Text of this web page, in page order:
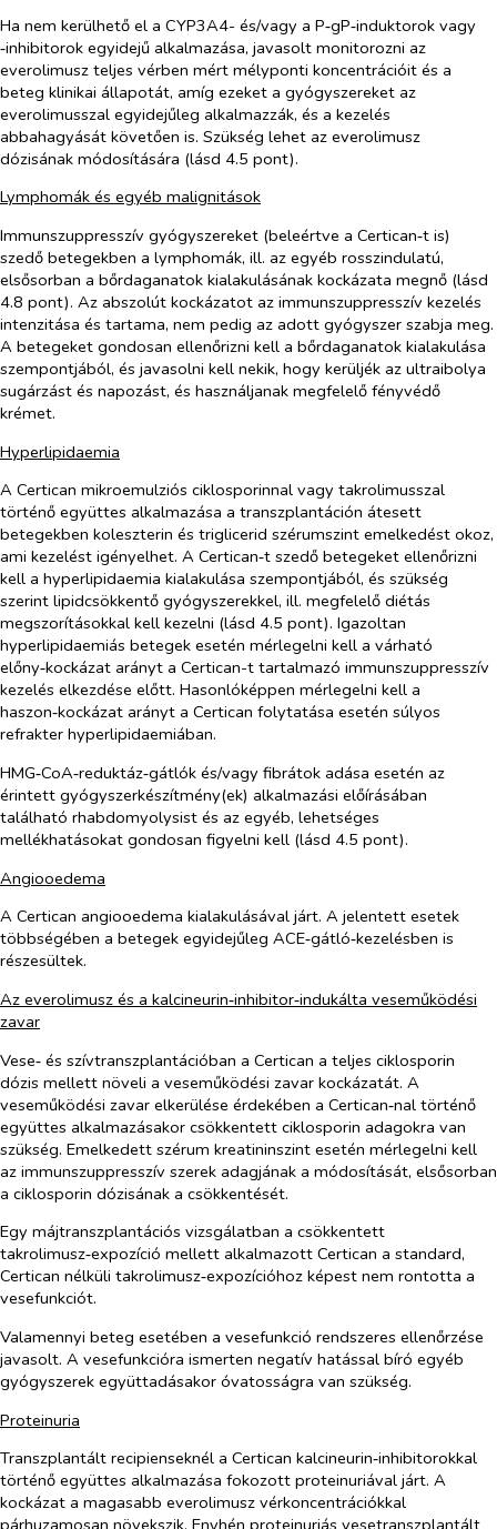
Ha nem kerülhető el a CYP3A4- és/vagy a P‑gP‑induktorok vagy
‑inhibitorok egyidejű alkalmazása, javasolt monitorozni az
everolimusz teljes vérben mért mélyponti koncentrációit és a
beteg klinikai állapotát, amíg ezeket a gyógyszereket az
everolimusszal egyidejűleg alkalmazzák, és a kezelés
abbahagyását követően is. Szükség lehet az everolimusz
dózisának módosítására (lásd 4.5 pont).
Lymphomák és egyéb malignitások
Immunszuppresszív gyógyszereket (beleértve a Certican‑t is)
szedő betegekben a lymphomák, ill. az egyéb rosszindulatú,
elsősorban a bőrdaganatok kialakulásának kockázata megnő (lásd
4.8 pont). Az abszolút kockázatot az immunszuppresszív kezelés
intenzitása és tartama, nem pedig az adott gyógyszer szabja meg.
A betegeket gondosan ellenőrizni kell a bőrdaganatok kialakulása
szempontjából, és javasolni kell nekik, hogy kerüljék az ultraibolya
sugárzást és napozást, és használjanak megfelelő fényvédő
krémet.
Hyperlipidaemia
A Certican mikroemulziós ciklosporinnal vagy takrolimusszal
történő együttes alkalmazása a transzplantáción átesett
betegekben koleszterin és triglicerid szérumszint emelkedést okoz,
ami kezelést igényelhet. A Certican‑t szedő betegeket ellenőrizni
kell a hyperlipidaemia kialakulása szempontjából, és szükség
szerint lipidcsökkentő gyógyszerekkel, ill. megfelelő diétás
megszorításokkal kell kezelni (lásd 4.5 pont). Igazoltan
hyperlipidaemiás betegek esetén mérlegelni kell a várható
előny‑kockázat arányt a Certican-t tartalmazó immunszuppresszív
kezelés elkezdése előtt. Hasonlóképpen mérlegelni kell a
haszon‑kockázat arányt a Certican folytatása esetén súlyos
refrakter hyperlipidaemiában.
HMG‑CoA‑reduktáz‑gátlók és/vagy fibrátok adása esetén az
érintett gyógyszerkészítmény(ek) alkalmazási előírásában
található rhabdomyolysist és az egyéb, lehetséges
mellékhatásokat gondosan figyelni kell (lásd 4.5 pont).
Angiooedema
A Certican angiooedema kialakulásával járt. A jelentett esetek
többségében a betegek egyidejűleg ACE‑gátló‑kezelésben is
részesültek.
Az everolimusz és a kalcineurin‑inhibitor‑indukálta veseműködési
zavar
Vese‑ és szívtranszplantációban a Certican a teljes ciklosporin
dózis mellett növeli a veseműködési zavar kockázatát. A
veseműködési zavar elkerülése érdekében a Certican‑nal történő
együttes alkalmazásakor csökkentett ciklosporin adagokra van
szükség. Emelkedett szérum kreatininszint esetén mérlegelni kell
az immunszuppresszív szerek adagjának a módosítását, elsősorban
a ciklosporin dózisának a csökkentését.
Egy májtranszplantációs vizsgálatban a csökkentett
takrolimusz‑expozíció mellett alkalmazott Certican a standard,
Certican nélküli takrolimusz‑expozícióhoz képest nem rontotta a
vesefunkciót.
Valamennyi beteg esetében a vesefunkció rendszeres ellenőrzése
javasolt. A vesefunkcióra ismerten negatív hatással bíró egyéb
gyógyszerek együttadásakor óvatosságra van szükség.
Proteinuria
Transzplantált recipienseknél a Certican kalcineurin‑inhibitorokkal
történő együttes alkalmazása fokozott proteinuriával járt. A
kockázat a magasabb everolimusz vérkoncentrációkkal